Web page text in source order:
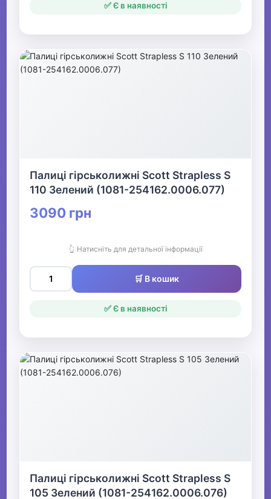
✅ Є в наявності
Палиці гірськолижні Scott Strapless S
110 Зелений (1081-254162.0006.077)
3090 грн
👆 Натисніть для детальної інформації
🛒 В кошик
✅ Є в наявності
Палиці гірськолижні Scott Strapless S
105 Зелений (1081-254162.0006.076)